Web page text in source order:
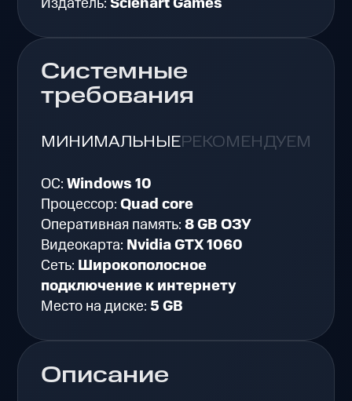
Описание
Системные
требования
МИНИМАЛЬНЫЕРЕКОМЕНДУЕМЫЕ
ОС:Windows 10
Процессор:Quad core
Оперативная память:8 GB ОЗУ
Видеокарта: Nvidia GTX 1060
Сеть: Широкополосное
подключение к интернету
Место на диске:5 GB